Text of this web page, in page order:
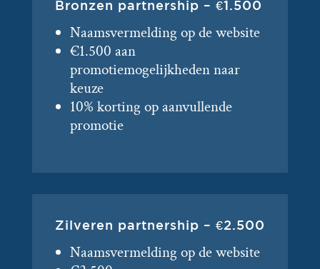
Bronzen partnership – €1.500
Naamsvermelding op de website
€1.500 aan
promotiemogelijkheden naar
keuze
10% korting op aanvullende
promotie
Zilveren partnership – €2.500
Naamsvermelding op de website